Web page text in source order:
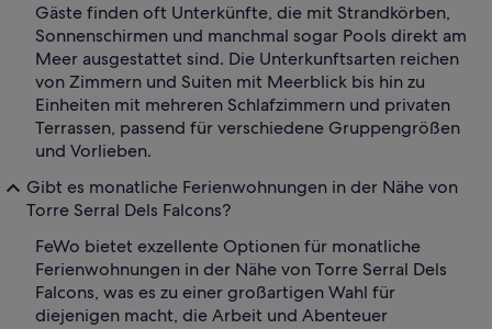
Gäste finden oft Unterkünfte, die mit Strandkörben,
Sonnenschirmen und manchmal sogar Pools direkt am
Meer ausgestattet sind. Die Unterkunftsarten reichen
von Zimmern und Suiten mit Meerblick bis hin zu
Einheiten mit mehreren Schlafzimmern und privaten
Terrassen, passend für verschiedene Gruppengrößen
und Vorlieben.
Gibt es monatliche Ferienwohnungen in der Nähe von
Torre Serral Dels Falcons?
FeWo bietet exzellente Optionen für monatliche
Ferienwohnungen in der Nähe von Torre Serral Dels
Falcons, was es zu einer großartigen Wahl für
diejenigen macht, die Arbeit und Abenteuer